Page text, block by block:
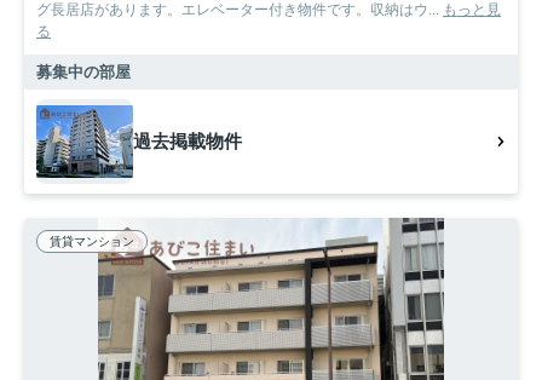
グ長居店があります。エレベーター付き物件です。収納はウ... もっと見
る
募集中の部屋
過去掲載物件
賃貸マンション